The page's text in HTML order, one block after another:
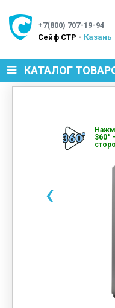
+7(800) 707-19-94
Cейф СТР - Казань
КАТАЛОГ
360°
‹